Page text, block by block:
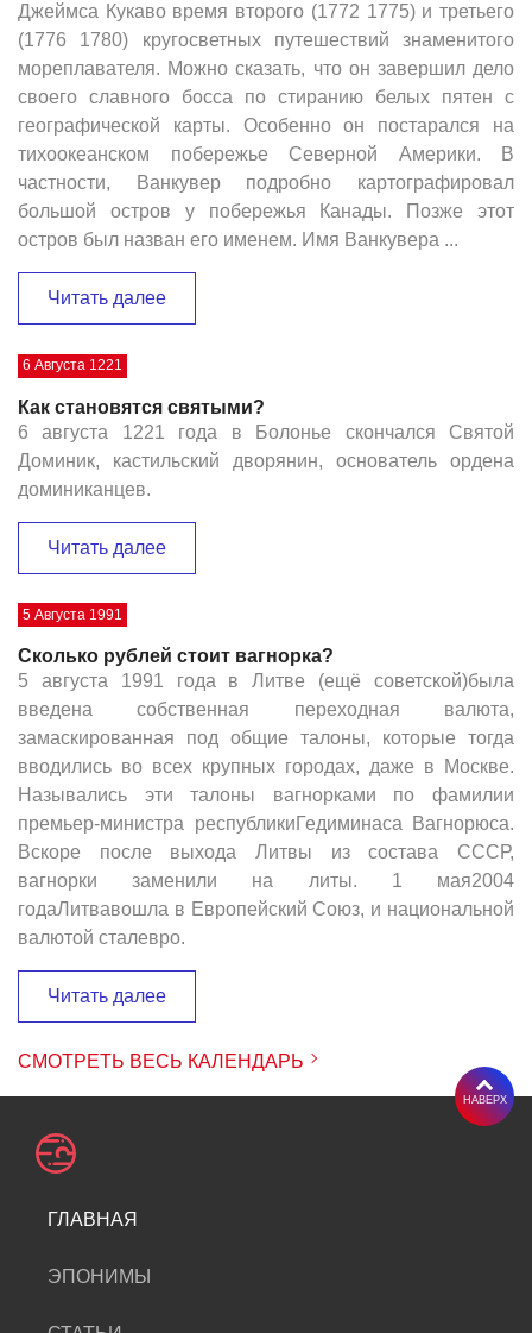
Джеймса Кукаво время второго (1772 1775) и третьего
(1776 1780) кругосветных путешествий знаменитого
мореплавателя. Можно сказать, что он завершил дело
своего славного босса по стиранию белых пятен с
географической карты. Особенно он постарался на
тихоокеанском побережье Северной Америки. В
частности, Ванкувер подробно картографировал
большой остров у побережья Канады. Позже этот
остров был назван его именем. Имя Ванкувера ...
Читать далее
6 Августа 1221
Как становятся святыми?
6 августа 1221 года в Болонье скончался Святой
Доминик, кастильский дворянин, основатель ордена
доминиканцев.
Читать далее
5 Августа 1991
Сколько рублей стоит вагнорка?
5 августа 1991 года в Литве (ещё советской)была
введена собственная переходная валюта,
замаскированная под общие талоны, которые тогда
вводились во всех крупных городах, даже в Москве.
Назывались эти талоны вагнорками по фамилии
премьер-министра республикиГедиминаса Вагнорюса.
Вскоре после выхода Литвы из состава СССР,
вагнорки заменили на литы. 1 мая2004
годаЛитвавошла в Европейский Союз, и национальной
валютой сталевро.
Читать далее
СМОТРЕТЬ ВЕСЬ КАЛЕНДАРЬ
ГЛАВНАЯ
ЭПОНИМЫ
НАВЕРХ